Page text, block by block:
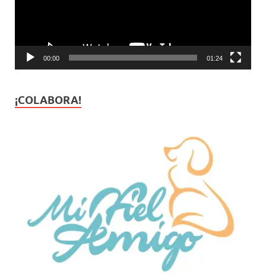
00:00 01:24
¡COLABORA!